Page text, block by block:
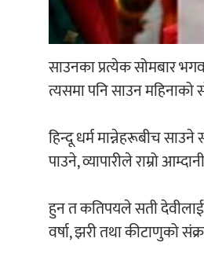
साउनका प्रत्येक सोमबार
त्यसमा पनि साउन महिनाको
हिन्दू धर्म मान्नेहरूबीच
पाउने, व्यापारीले राम्रो
हुन त कतिपयले सती देवीलाई
वर्षा, झरी तथा कीटाणुको